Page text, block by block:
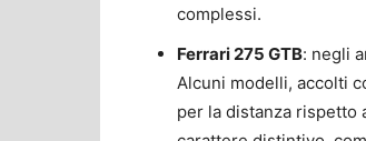
complessi.
Ferrari 275 GTB: negli
Alcuni modelli, accolti
per la distanza rispetto